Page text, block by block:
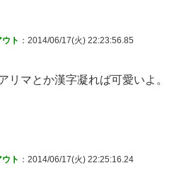
ト ：2014/06/17(火) 22:23:56.85
リマとか漢字凝れば可愛いよ。
ト ：2014/06/17(火) 22:25:16.24